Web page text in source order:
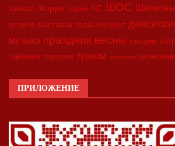
Тайвань Форум Харбин ЧС ШОС
встреча выставка гала-концерт
музыка праздник весны синьцзян
тайвань торговля туризм экология
ПРИЛОЖЕНИЕ